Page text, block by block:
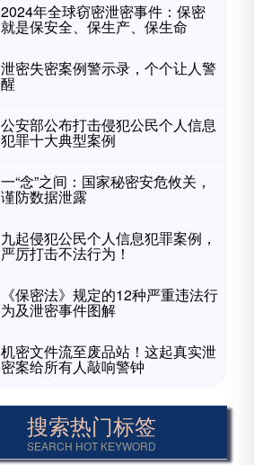
2024年全球窃密泄密事件：保密
就是保安全、保生产、保生命
泄密失密案例警示录，个个让人警
醒
公安部公布打击侵犯公民个人信息
犯罪十大典型案例
一“念”之间：国家秘密安危攸关，
谨防数据泄露
九起侵犯公民个人信息犯罪案例，
严厉打击不法行为！
《保密法》规定的12种严重违法行
为及泄密事件图解
机密文件流至废品站！这起真实泄
密案给所有人敲响警钟
搜索热门标签
SEARCH HOT KEYWORD